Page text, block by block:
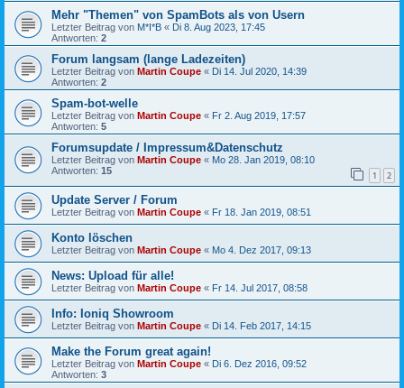
Mehr "Themen" von SpamBots als von Usern
Letzter Beitrag von M*I*B « Di 8. Aug 2023, 17:45
Antworten: 2
Forum langsam (lange Ladezeiten)
Letzter Beitrag von Martin Coupe « Di 14. Jul 2020, 14:39
Antworten: 2
Spam-bot-welle
Letzter Beitrag von Martin Coupe « Fr 2. Aug 2019, 17:57
Antworten: 5
Forumsupdate / Impressum&Datenschutz
Letzter Beitrag von Martin Coupe « Mo 28. Jan 2019, 08:10
Antworten: 15 1 2
Update Server / Forum
Letzter Beitrag von Martin Coupe « Fr 18. Jan 2019, 08:51
Konto löschen
Letzter Beitrag von Martin Coupe « Mo 4. Dez 2017, 09:13
News: Upload für alle!
Letzter Beitrag von Martin Coupe « Fr 14. Jul 2017, 08:58
Info: Ioniq Showroom
Letzter Beitrag von Martin Coupe « Di 14. Feb 2017, 14:15
Make the Forum great again!
Letzter Beitrag von Martin Coupe « Di 6. Dez 2016, 09:52
Antworten: 3